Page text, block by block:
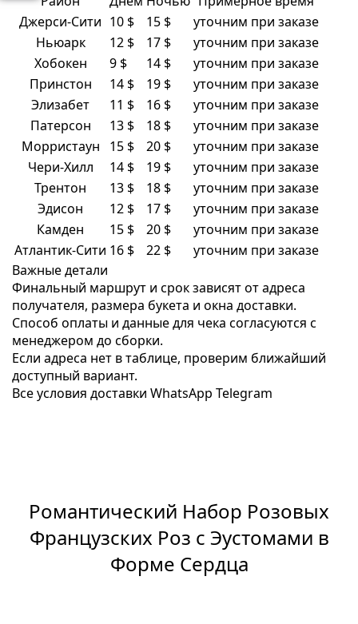
Джерси-Сити 10 $ 15 $
уточним при заказе
Ньюарк
12 $ 17 $
уточним при заказе
Хобокен
9 $ 14 $
уточним при заказе
Принстон
14 $ 19 $
уточним при заказе
Элизабет
11 $ 16 $
уточним при заказе
Патерсон
13 $ 18 $
уточним при заказе
Морристаун
15 $ 20 $
уточним при заказе
Чери-Хилл
14 $ 19 $
уточним при заказе
Трентон
13 $ 18 $
уточним при заказе
Эдисон
12 $ 17 $
уточним при заказе
Камден
15 $ 20 $
уточним при заказе
Атлантик-Сити 16 $ 22 $
уточним при заказе
Важные детали
Финальный маршрут и срок зависят от адреса
получателя, размера букета и окна доставки.
Способ оплаты и данные для чека согласуются с
менеджером до сборки.
Если адреса нет в таблице, проверим ближайший
доступный вариант.
Все условия доставки WhatsApp Telegram
Романтический Набор Розовых
Французских Роз с Эустомами в
Форме Сердца